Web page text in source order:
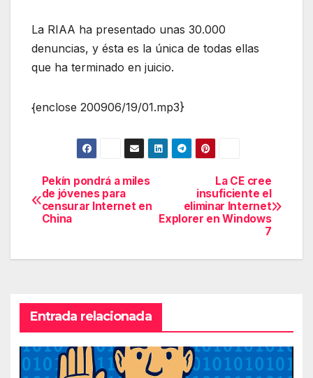
La RIAA ha presentado unas 30.000
denuncias, y ésta es la única de todas ellas
que ha terminado en juicio.
{enclose 200906/19/01.mp3}
Navegación
de
La CE cree
insuficiente el
eliminar Internet
Explorer en Windows
7
Pekín pondrá a miles
de jóvenes para
censurar Internet en
China
Entrada relacionada